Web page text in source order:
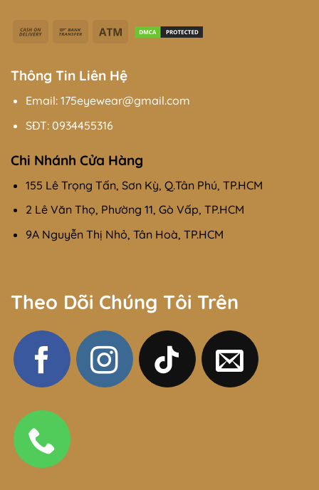
Cash
Bank
Atm
Thông Tin Liên Hệ
Email: 175eyewear@gmail.com
SĐT: 0934455316
Chi Nhánh Cửa Hàng
155 Lê Trọng Tấn, Sơn Kỳ, Q.Tân Phú, TP.HCM
2 Lê Văn Thọ, Phường 11, Gò Vấp, TP.HCM
9A Nguyễn Thị Nhỏ, Tân Hoà, TP.HCM
Theo Dõi Chúng Tôi Trên